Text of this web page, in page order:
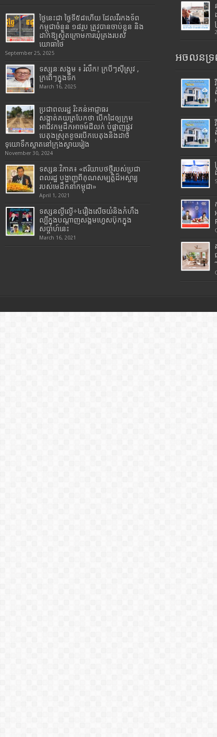
ថ្ងៃនេះជា ថ្ងៃទី៥៨ហើយ ដែលវីរកងទ័ព
កម្ពុជាចំនួន ១៨រូប ត្រូវបានចាប់ខ្លួន និង
ដាក់ឱ្យស្ថិតក្រោមការឃុំគ្រងរបស់
យោធាថៃ
September 25, 2025
ទស្សនៈសង្គម ៖ រំលឹក! ក្របីៗស៊ីស្រូវ ,
ក្រពើៗក្នុងទឹក
March 16, 2025
ប្រជាពលរដ្ឋ រិះគន់អាជ្ញាធរ
សង្កាត់គយត្របែកថា បើកដៃឲ្យក្រុម
អាជីវកម្មដឹកអាចម៍ដីលក់ បំផ្លាញផ្លូវ
បេតុងស្រុតខូចរបើកបេតុងនិងដាច់
ទុយោទឹកស្អាតនៅក្រុងស្វាយរៀង
November 30, 2024
ទស្សនៈវិភាគ៖ «ឥរិយាបថថ្មីរបស់ប្រជា
ពលរដ្ឋ បង្ហាញពីគុណសម្បត្តិដ៏អស្ចារ្យ
របស់មេដឹកនាំកម្ពុជា»
April 1, 2021
ទស្សនល្ងីល្ងើ÷៤រឿងសើចយំនិងកំហឹង
ល្បីក្នុងបណ្តាញសង្គមហ្វេសប៊ុកក្នុង
សប្តាហ៍នេះ
March 16, 2021
អចលនទ្រ